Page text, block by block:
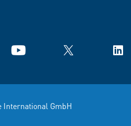
YouTube X
International GmbH